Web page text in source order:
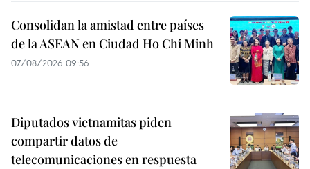
Consolidan la amistad entre países
de la ASEAN en Ciudad Ho Chi Minh
07/08/2026 09:56
Diputados vietnamitas piden
compartir datos de
telecomunicaciones en respuesta